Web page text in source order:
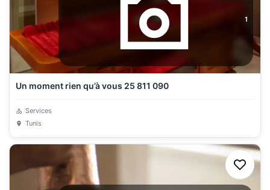
1
Un moment rien qu’à vous 25 811 090
Services
Tunis